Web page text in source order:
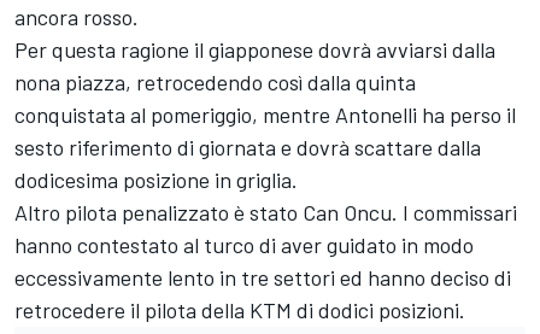
ancora rosso.
Per questa ragione il giapponese dovrà avviarsi dalla
nona piazza, retrocedendo così dalla quinta
conquistata al pomeriggio, mentre Antonelli ha perso il
sesto riferimento di giornata e dovrà scattare dalla
dodicesima posizione in griglia.
Altro pilota penalizzato è stato Can Oncu. I commissari
hanno contestato al turco di aver guidato in modo
eccessivamente lento in tre settori ed hanno deciso di
retrocedere il pilota della KTM di dodici posizioni.